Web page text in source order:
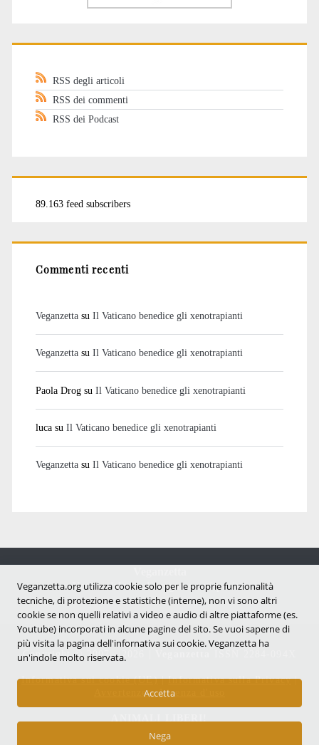
RSS degli articoli
RSS dei commenti
RSS dei Podcast
89.163 feed subscribers
Commenti recenti
Veganzettasu Il Vaticano benedice gli xenotrapianti
Veganzettasu Il Vaticano benedice gli xenotrapianti
Paola Drogsu Il Vaticano benedice gli xenotrapianti
lucasu Il Vaticano benedice gli xenotrapianti
Veganzettasu Il Vaticano benedice gli xenotrapianti
Notizie dal mondo vegan e antispecista
Copyright © 2007 - 2026 |
Informativa sui cookie (UE)|Informativa sulla Privacy|
Avvertenze e Licenza d'uso
Veganzetta.org utilizza cookie solo per le proprie funzionalità
tecniche, di protezione e statistiche (interne), non vi sono altri
cookie se non quelli relativi a video e audio di altre piattaforme (es.
Youtube) incorporati in alcune pagine del sito. Se vuoi saperne di
più visita la pagina dell'infornativa sui cookie. Veganzetta ha
un'indole molto riservata.
Accetta
Nega